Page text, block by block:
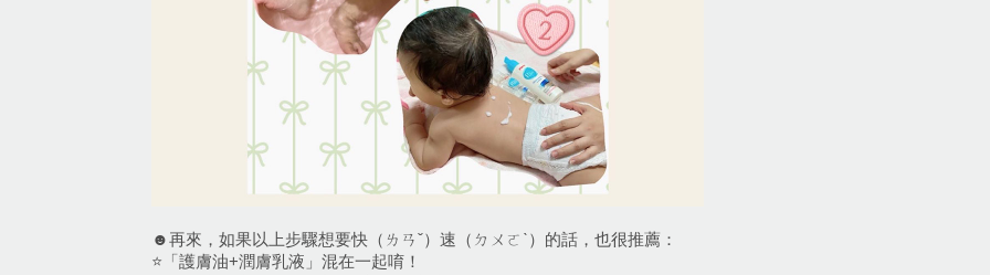
☻︎再來，如果以上步驟想要快（ㄌㄢˇ）速（ㄉㄨㄛˋ）的話，也很推薦：
⭐️「護膚油+潤膚乳液」混在一起唷！